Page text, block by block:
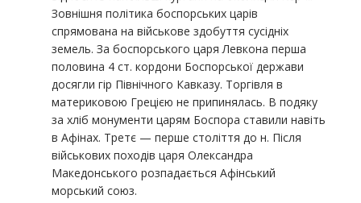
Зовнішня політика боспорських царів
спрямована на військове здобуття сусідніх
земель. За боспорського царя Левкона перша
половина 4 ст. кордони Боспорської держави
досягли гір Північного Кавказу. Торгівля в
материковою Грецією не припинялась. В подяку
за хліб монументи царям Боспора ставили навіть
в Афінах. Третє — перше століття до н. Після
військових походів царя Олександра
Македонського розпадається Афінський
морський союз.